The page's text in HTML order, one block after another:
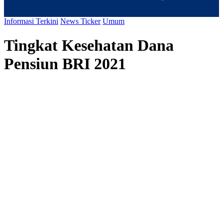
Informasi Terkini News Ticker Umum
Tingkat Kesehatan Dana
Pensiun BRI 2021